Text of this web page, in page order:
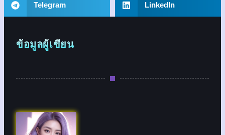
Telegram LinkedIn
ข้อมูลผู้เขียน